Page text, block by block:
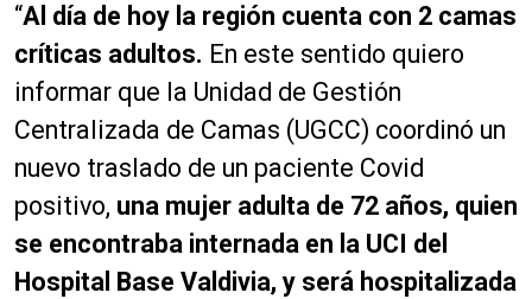
“Al día de hoy la región cuenta con 2 camas
críticas adultos. En este sentido quiero
informar que la Unidad de Gestión
Centralizada de Camas (UGCC) coordinó un
nuevo traslado de un paciente Covid
positivo, una mujer adulta de 72 años, quien
se encontraba internada en la UCI del
Hospital Base Valdivia, y será hospitalizada